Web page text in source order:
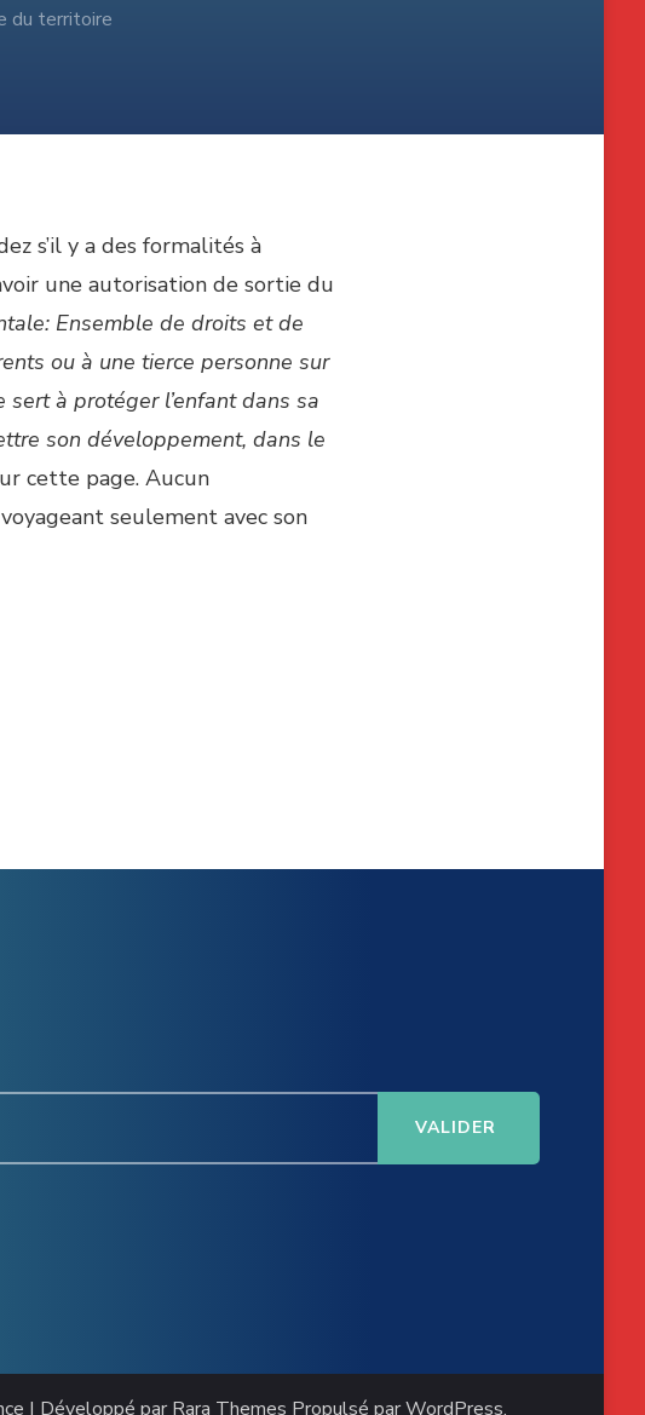
du territoire
s’il y a des formalités à
une autorisation de sortie du
Ensemble de droits et de
ou à une tierce personne sur
sert à protéger l’enfant dans sa
son développement, dans le
cette page. Aucun
seulement avec son
| Développé par Rara Themes Propulsé parWordPress.